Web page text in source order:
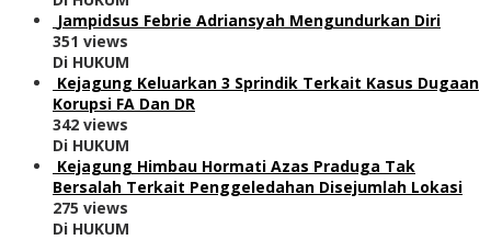
Jampidsus Febrie Adriansyah Mengundurkan Diri
351 views
Di HUKUM
Kejagung Keluarkan 3 Sprindik Terkait Kasus Dugaan
Korupsi FA Dan DR
342 views
Di HUKUM
Kejagung Himbau Hormati Azas Praduga Tak
Bersalah Terkait Penggeledahan Disejumlah Lokasi
275 views
Di HUKUM